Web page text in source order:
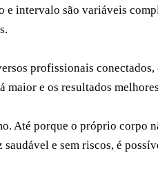
intervalo são variáveis
profissionais conectados,
maior e os resultados
Até porque o próprio corpo
e sem riscos, é